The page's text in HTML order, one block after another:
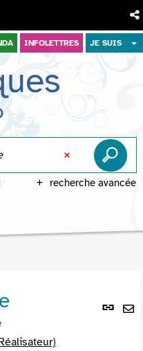
INFOLETTRES JE SUIS
recherche avancée
Lien